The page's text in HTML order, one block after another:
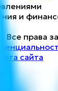
и
Все права
сайта